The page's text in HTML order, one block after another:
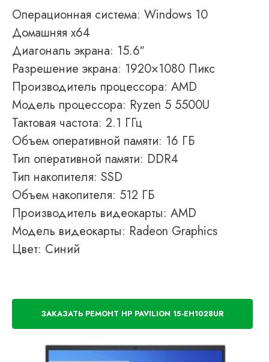
Операционная система: Windows 10
Домашняя x64
Диагональ экрана: 15.6″
Разрешение экрана: 1920×1080 Пикс
Производитель процессора: AMD
Модель процессора: Ryzen 5 5500U
Тактовая частота: 2.1 ГГц
Объем оперативной памяти: 16 ГБ
Тип оперативной памяти: DDR4
Тип накопителя: SSD
Объем накопителя: 512 ГБ
Производитель видеокарты: AMD
Модель видеокарты: Radeon Graphics
Цвет: Синий
ЗАКАЗАТЬ РЕМОНТ HP PAVILION 15-EH1028UR